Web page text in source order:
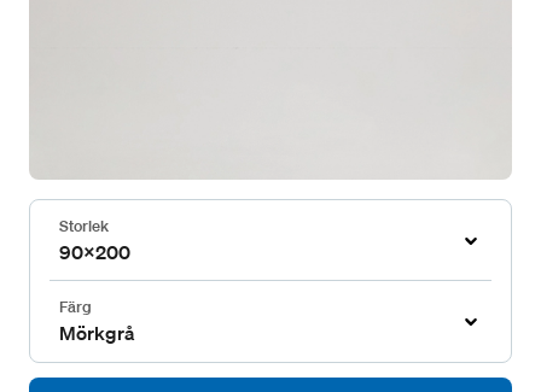
Storlek
90x200
Färg
Mörkgrå